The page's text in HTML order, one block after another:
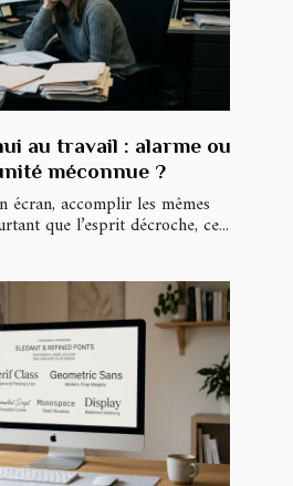
au travail : alarme ou
méconnue ?
écran, accomplir les mêmes
que l’esprit décroche, ce...